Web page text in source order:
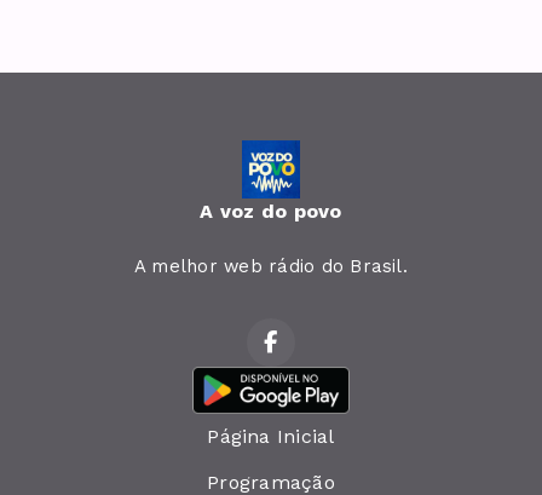
A voz do povo
A melhor web rádio do Brasil.
Página Inicial
Programação